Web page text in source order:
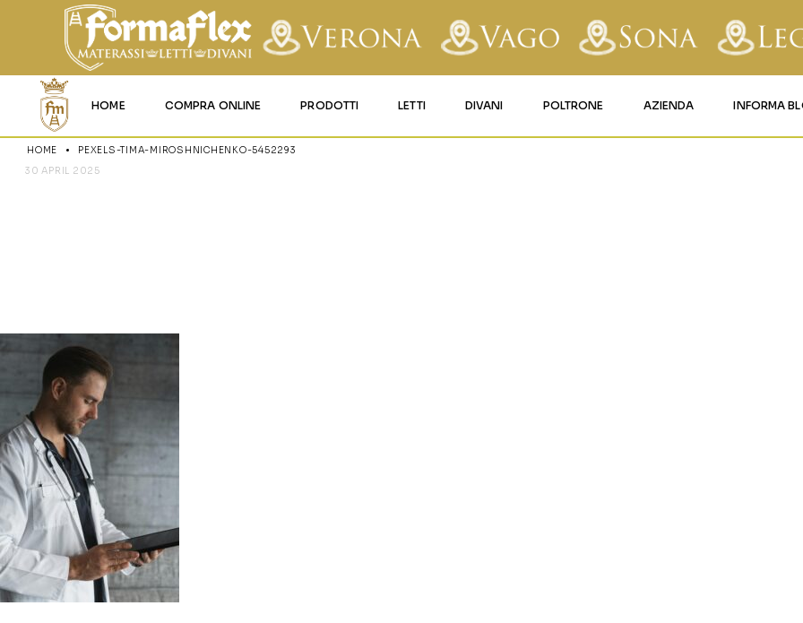
HOME COMPRA ONLINE PRODOTTI LETTI DIVANI POLTRONE AZIENDA INFORMA
HOME
PEXELS-TIMA-MIROSHNICHENKO-5452293
30 APRIL 2025